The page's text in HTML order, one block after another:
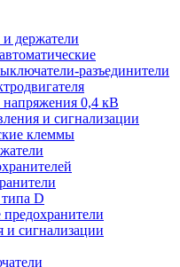
держатели
разъединители
0,4 кВ
и сигнализации
клеммы
D
и сигнализации